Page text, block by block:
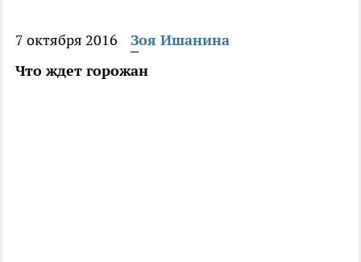
7 октября 2016
Зоя Ишанина
Что ждет горожан